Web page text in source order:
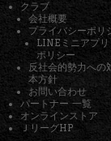
クラブ
会社概要
プライバシーポリ
LINEミニアプ
ポリシー
反社会的勢力への
本方針
お問い合わせ
パートナー 一覧
オンラインストア
ＪリーグHP